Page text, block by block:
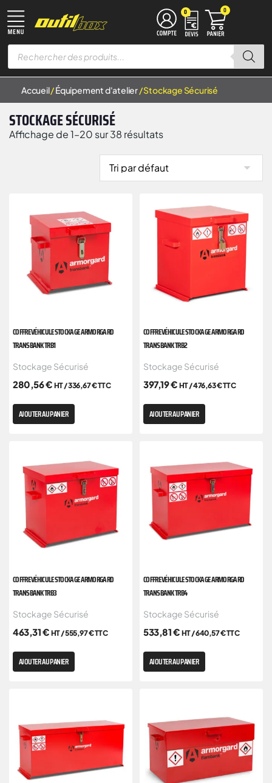
0 0
Accueil/Équipement d'atelier/ Stockage Sécurisé
STOCKAGE SÉCURISÉ
Affichage de 1–20 sur 38 résultats
COFFRE VÉHICULE STOCKAGE ARMORGARD
TRANSBANK TRB1
Stockage Sécurisé
280,56€ HT /336,67€TTC
AJOUTER AU PANIER
COFFRE VÉHICULE STOCKAGE ARMORGARD
TRANSBANK TRB2
Stockage Sécurisé
397,19€ HT /476,63€TTC
AJOUTER AU PANIER
COFFRE VÉHICULE STOCKAGE ARMORGARD
TRANSBANK TRB3
Stockage Sécurisé
463,31€ HT /555,97€TTC
AJOUTER AU PANIER
COFFRE VÉHICULE STOCKAGE ARMORGARD
TRANSBANK TRB4
Stockage Sécurisé
533,81€ HT /640,57€TTC
AJOUTER AU PANIER